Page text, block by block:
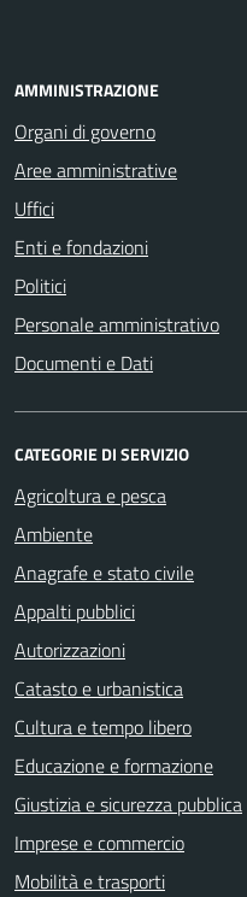
AMMINISTRAZIONE
Organi di governo
Aree amministrative
Uffici
Enti e fondazioni
Politici
Personale amministrativo
Documenti e Dati
CATEGORIE DI SERVIZIO
Agricoltura e pesca
Ambiente
Anagrafe e stato civile
Appalti pubblici
Autorizzazioni
Catasto e urbanistica
Cultura e tempo libero
Educazione e formazione
Giustizia e sicurezza pubblica
Imprese e commercio
Mobilità e trasporti